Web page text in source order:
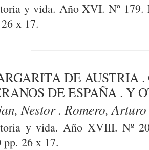
y vida. Año XVI. Nº 179.
x 17.
DE AUSTRIA
DE ESPAÑA . Y
Nestor . Romero,
y vida. Año XVIII. Nº
pp. 26 x 17.